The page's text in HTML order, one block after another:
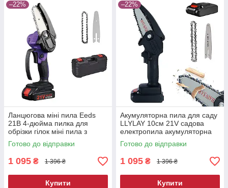
–22%
Ланцюгова міні пила Eeds
21В 4-дюйма пилка для
обрізки гілок міні пила з
акумулятором
Готово до відправки
1 095 ₴ 1 396 ₴
Купити
–22%
Акумуляторна пила для саду
LLYLAY 10см 21V садова
електропила акумуляторна
бездротова міні пила
Готово до відправки
1 095 ₴ 1 396 ₴
Купити